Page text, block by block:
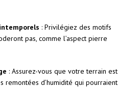
: Privilégiez des motifs
pas, comme l’aspect pierre
: Assurez-vous que votre terrain est
remontées d’humidité qui pourraient